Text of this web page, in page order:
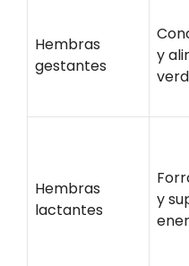
Hembras
gestantes
y
Hembras
lactantes
y